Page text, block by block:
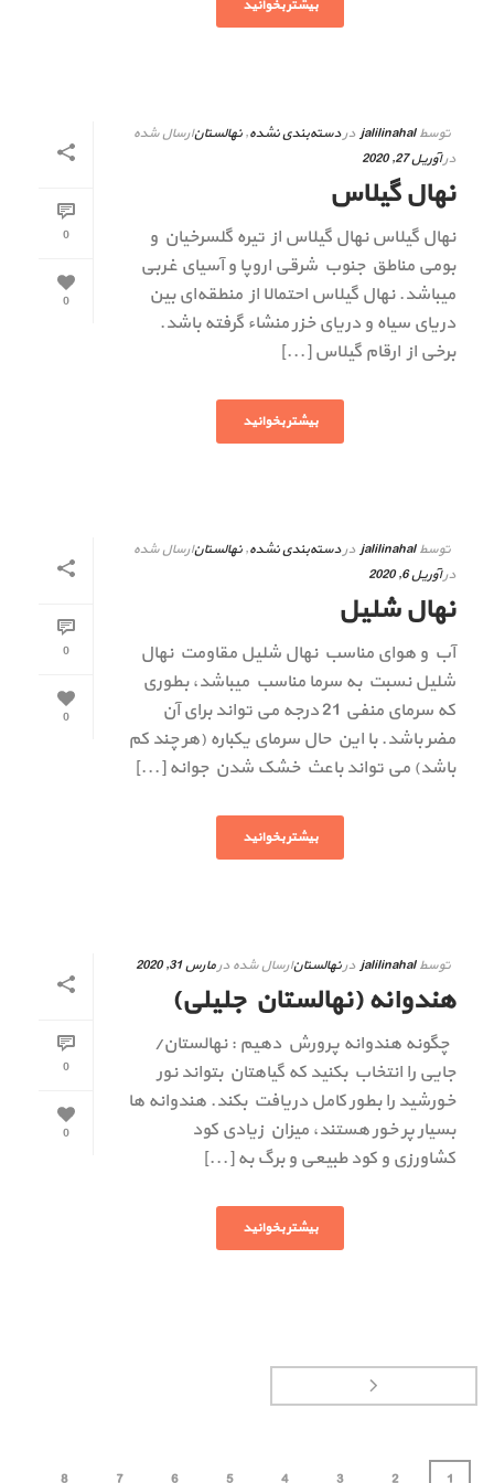
بیشتر بخوانید
0
0
توسطjalilinahal دردسته‌بندی نشده,نهالستانارسال شده
درآوریل 27, 2020
نهال گیلاس
نهال گیلاس نهال گیلاس از تیره گلسرخیان و
بومی مناطق جنوب شرقی اروپا و آسیای غربی
میباشد. نهال گیلاس احتمالا از منطقه‌ای بین
دریای سیاه و دریای خزر منشاء گرفته باشد.
برخی از ارقام گیلاس [...]
بیشتر بخوانید
0
0
توسطjalilinahal دردسته‌بندی نشده,نهالستانارسال شده
درآوریل 6, 2020
نهال شلیل
آب و هوای مناسب نهال شلیل مقاومت نهال
شلیل نسبت به سرما مناسب میباشد، بطوری
که سرمای منفی 21 درجه می تواند برای آن
مضر باشد. با این حال سرمای یکباره (هر چند کم
باشد) می تواند باعث خشک شدن جوانه [...]
بیشتر بخوانید
0
0
توسطjalilinahal درنهالستانارسال شده درمارس 31, 2020
هندوانه (نهالستان جلیلی)
چگونه هندوانه پرورش دهیم : نهالستان/
جایی را انتخاب بکنید که گیاهتان بتواند نور
خورشید را بطور کامل دریافت بکند. هندوانه ها
بسیار پر خور هستند، میزان زیادی کود
کشاورزی و کود طبیعی و برگ به [...]
بیشتر بخوانید